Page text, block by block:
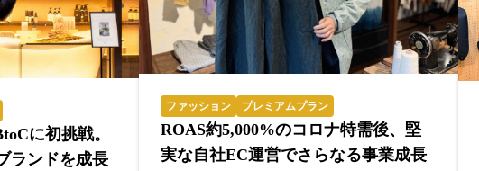
に初挑戦。
ランドを成長
ファッション プレミアムプラン
ROAS約5,000%のコロナ特需後、堅
実な自社EC運営でさらなる事業成長